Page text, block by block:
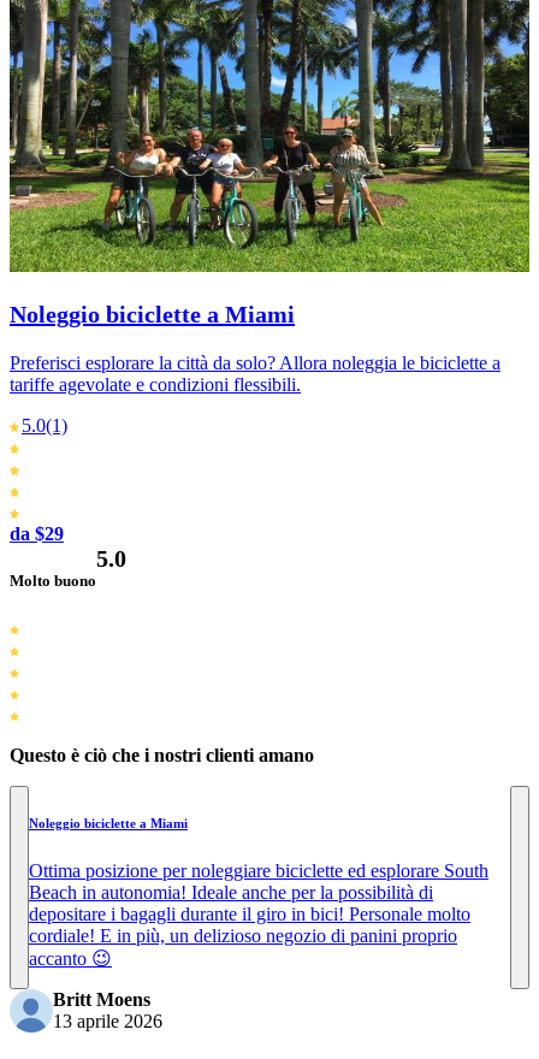
Noleggio biciclette a Miami
Preferisci esplorare la città da solo? Allora noleggia le biciclette a
tariffe agevolate e condizioni flessibili.
5.0(1)
da $29
Molto buono
5.0
Questo è ciò che i nostri clienti amano
Noleggio biciclette a Miami
Ottima posizione per noleggiare biciclette ed esplorare South
Beach in autonomia! Ideale anche per la possibilità di
depositare i bagagli durante il giro in bici! Personale molto
cordiale! E in più, un delizioso negozio di panini proprio
accanto 😉
Britt Moens
13 aprile 2026